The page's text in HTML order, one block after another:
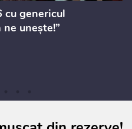
cu genericul
unește!”